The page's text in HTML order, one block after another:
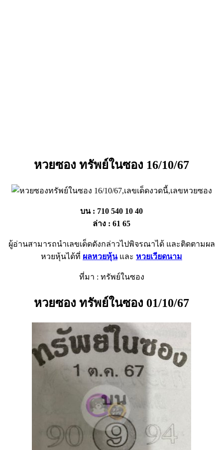
หวยซอง ทรัพย์ในซอง 16/10/67
บน : 710 540 10 40
ล่าง : 61 65
ผู้อ่านสามารถนำเลขเด็ดดังกล่าวไปพิจรณาได้ และติดตามผล
หวยหุ้นได้ที่ ผลหวยหุ้นและ หวยเวียดนาม
ที่มา : ทรัพย์ในซอง
หวยซอง ทรัพย์ในซอง 01/10/67